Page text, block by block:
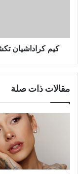
أستحم"
كيم كراداشيان
مقالات ذات صلة